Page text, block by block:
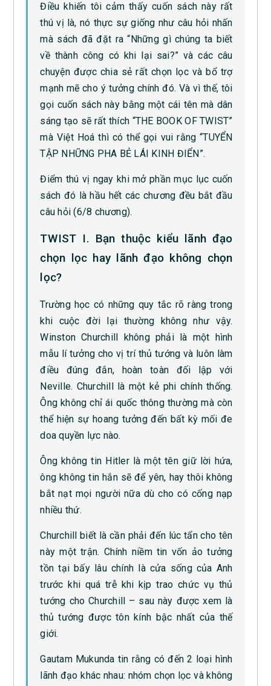
Điều khiến tôi cảm thấy cuốn sách này rất
thú vị là, nó thực sự giống như câu hỏi nhấn
mà sách đã đặt ra “Những gì chúng ta biết
về thành công có khi lại sai?” và các câu
chuyện được chia sẻ rất chọn lọc và bổ trợ
mạnh mẽ cho ý tưởng chính đó. Và vì thế, tôi
gọi cuốn sách này bằng một cái tên mà dân
sáng tạo sẽ rất thích “THE BOOK OF TWIST”
mà Việt Hoá thì có thể gọi vui rằng “TUYỂN
TẬP NHỮNG PHA BẺ LÁI KINH ĐIỂN”.
Điểm thú vị ngay khi mở phần mục lục cuốn
sách đó là hầu hết các chương đều bắt đầu
câu hỏi (6/8 chương).
TWIST I. Bạn thuộc kiểu lãnh đạo
chọn lọc hay lãnh đạo không chọn
lọc?
Trường học có những quy tắc rõ ràng trong
khi cuộc đời lại thường không như vậy.
Winston Churchill không phải là một hình
mẫu lí tưởng cho vị trí thủ tướng và luôn làm
điều đúng đắn, hoàn toàn đối lập với
Neville. Churchill là một kẻ phi chính thống.
Ông không chỉ ái quốc thông thường mà còn
thể hiện sự hoang tưởng đến bất kỳ mối đe
doa quyền lực nào.
Ông không tin Hitler là một tên giữ lời hứa,
ông không tin hắn sẽ để yên, hay thôi không
bắt nạt mọi người nữa dù cho có cống nạp
nhiều thứ.
Churchill biết là cần phải đến lúc tẩn cho tên
này một trận. Chính niềm tin vốn ảo tưởng
tồn tại bấy lâu chính là cửa sống của Anh
trước khi quá trễ khi kịp trao chức vụ thủ
tướng cho Churchill – sau này được xem là
thủ tướng được tôn kính bậc nhất của thế
giới.
Gautam Mukunda tin rằng có đến 2 loại hình
lãnh đạo khác nhau: nhóm chọn lọc và không